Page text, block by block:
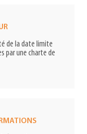
de la date limite
par une charte de